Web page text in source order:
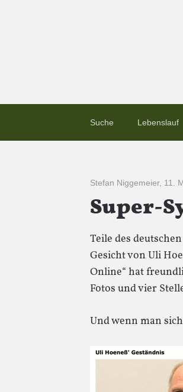
Suche Lebenslauf
Stefan Niggemeier, 11.
Super-
Teile des
Gesicht von Uli
Online“ hat
Fotos und vier
Und wenn man